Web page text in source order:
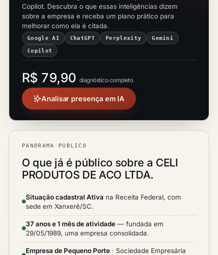
Copilot. Descubra o que essas inteligências dizem
sobre a empresa e receba um plano prático para
melhorar como ela é citada.
Google AI ChatGPT Perplexity Gemini
Copilot
R$ 79,90 diagnóstico completo
Analisar presença em IA
PANORAMA PÚBLICO
O que já é público sobre a CELI
PRODUTOS DE ACO LTDA.
Situação cadastral Ativa na Receita Federal, com
sede em Xanxerê/SC.
37 anos e 1 mês de atividade — fundada em
29/05/1989, uma empresa consolidada.
Empresa de Pequeno Porte · Sociedade Empresária